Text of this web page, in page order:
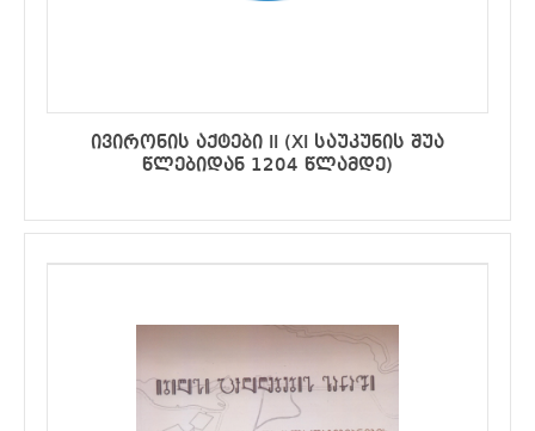
ივირონის აქტები II (XI საუკუნის შუა
წლებიდან 1204 წლამდე)